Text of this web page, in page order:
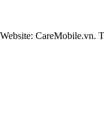
CareMobile.vn.